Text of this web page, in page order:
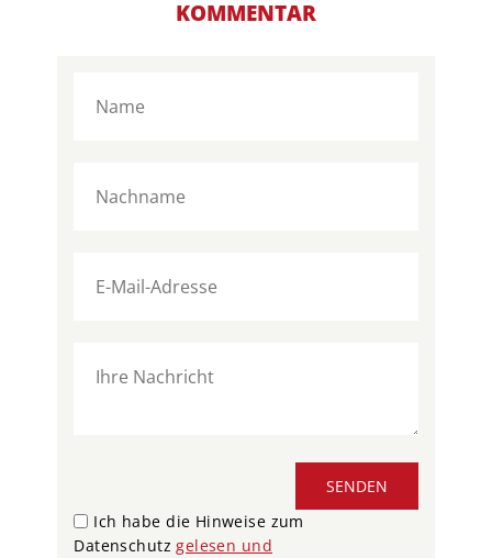
KOMMENTAR
SENDEN
Ich habe die Hinweise zum
Datenschutzgelesen und